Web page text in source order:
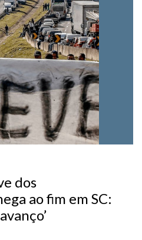
dos
ao fim em SC: